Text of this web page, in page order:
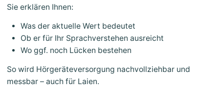
Sie erklären Ihnen:
Was der aktuelle Wert bedeutet
Ob er für Ihr Sprachverstehen ausreicht
Wo ggf. noch Lücken bestehen
So wird Hörgeräteversorgung nachvollziehbar und
messbar – auch für Laien.